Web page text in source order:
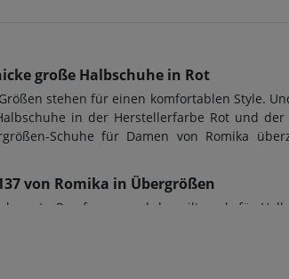
große Halbschuhe in Rot
stehen für einen komfortablen Style.
in der Herstellerfarbe Rot und
Schuhe für Damen von Romika
von Romika in Übergrößen
gute Passform - und das gilt auch für